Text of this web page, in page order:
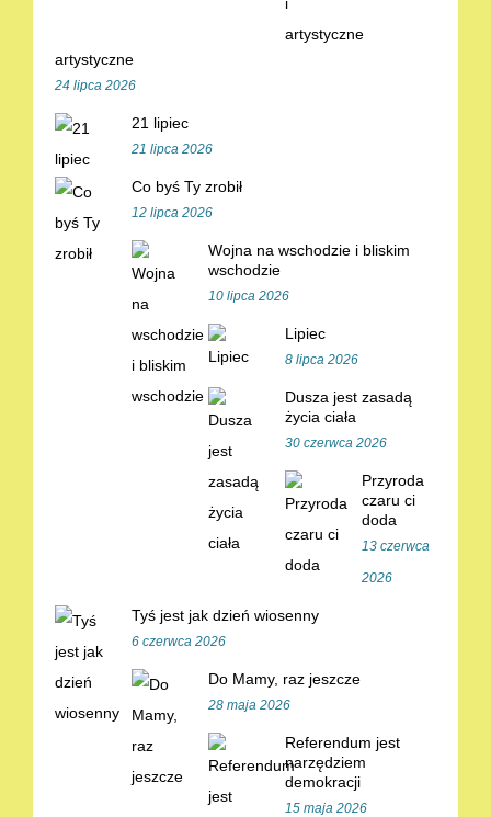
artystyczne
24 lipca 2026
21 lipiec
21 lipca 2026
Co byś Ty zrobił
12 lipca 2026
Wojna na wschodzie i bliskim
wschodzie
10 lipca 2026
Lipiec
8 lipca 2026
Dusza jest zasadą
życia ciała
30 czerwca 2026
Przyroda
czaru ci
doda
13 czerwca
2026
Tyś jest jak dzień wiosenny
6 czerwca 2026
Do Mamy, raz jeszcze
28 maja 2026
Referendum jest
narzędziem
demokracji
15 maja 2026